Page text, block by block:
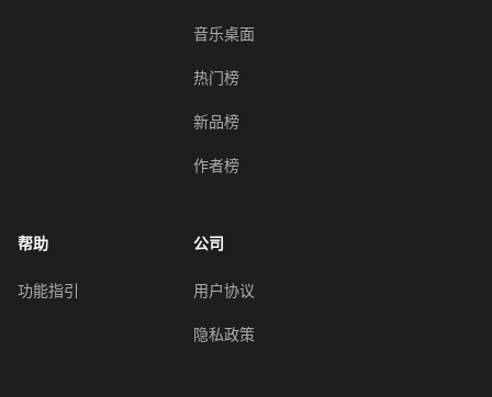
音乐桌面
热门榜
新品榜
作者榜
帮助
功能指引
公司
用户协议
隐私政策